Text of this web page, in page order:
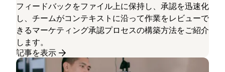
フィードバックをファイル上に保持し、承認を迅速化
し、チームがコンテキストに沿って作業をレビューで
きるマーケティング承認プロセスの構築方法をご紹介
します。
記事を表示